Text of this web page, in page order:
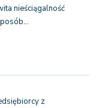
nieściągalność
z